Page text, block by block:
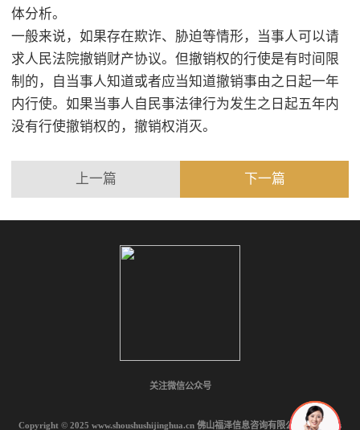
体分析。
一般来说，如果存在欺诈、胁迫等情形，当事人可以请
求人民法院撤销财产协议。但撤销权的行使是有时间限
制的，自当事人知道或者应当知道撤销事由之日起一年
内行使。如果当事人自民事法律行为发生之日起五年内
没有行使撤销权的，撤销权消灭。
上一篇 下一篇
关注微信公众号
Copyright © 2025 www.shoushushijinghua.cn 佛山福泽信息咨询有限公司 All rights